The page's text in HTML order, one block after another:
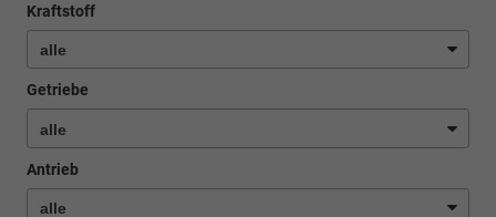
Kraftstoff
Getriebe
Antrieb